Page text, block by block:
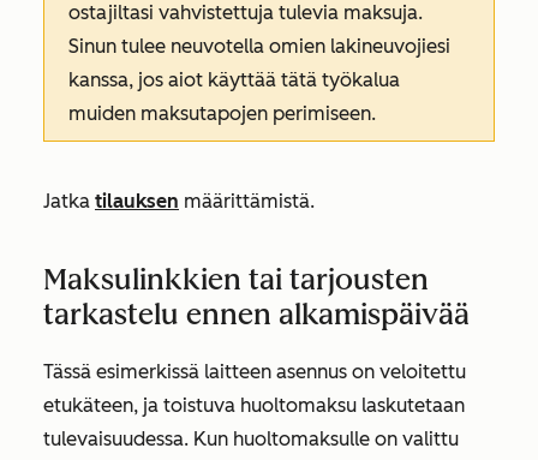
ostajiltasi vahvistettuja tulevia maksuja.
Sinun tulee neuvotella omien lakineuvojiesi
kanssa, jos aiot käyttää tätä työkalua
muiden maksutapojen perimiseen.
Jatka tilauksen määrittämistä.
Maksulinkkien tai tarjousten
tarkastelu ennen alkamispäivää
Tässä esimerkissä laitteen asennus on veloitettu
etukäteen, ja toistuva huoltomaksu laskutetaan
tulevaisuudessa. Kun huoltomaksulle on valittu